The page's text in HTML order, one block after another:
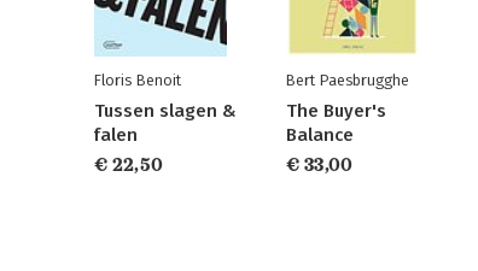
Floris Benoit
Tussen slagen &
falen
€ 22,50
Bert Paesbrugghe
The Buyer's
Balance
€ 33,00